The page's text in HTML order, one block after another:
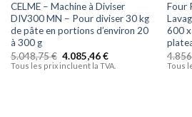
CELME – Machine à Diviser
DIV300 MN – Pour diviser 30 kg
de pâte en portions d’environ 20
à 300 g
5.048,75€ 4.085,46€
Tous les prix incluent la TVA.
Four
600
Tous